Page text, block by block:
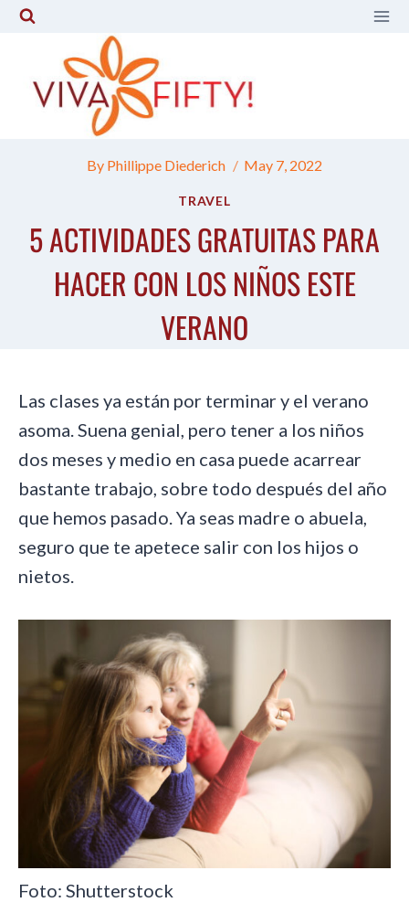
Skip
content
By Phillippe Diederich May 7, 2022
TRAVEL
5 ACTIVIDADES GRATUITAS PARA
HACER CON LOS NIÑOS ESTE
VERANO
Las clases ya están por terminar y el verano
asoma. Suena genial, pero tener a los niños
dos meses y medio en casa puede acarrear
bastante trabajo , sobre todo después del año
que hemos pasado. Ya seas madre o abuela,
seguro que te apetece salir con los hijos o
nietos.
Foto: Shutterstock